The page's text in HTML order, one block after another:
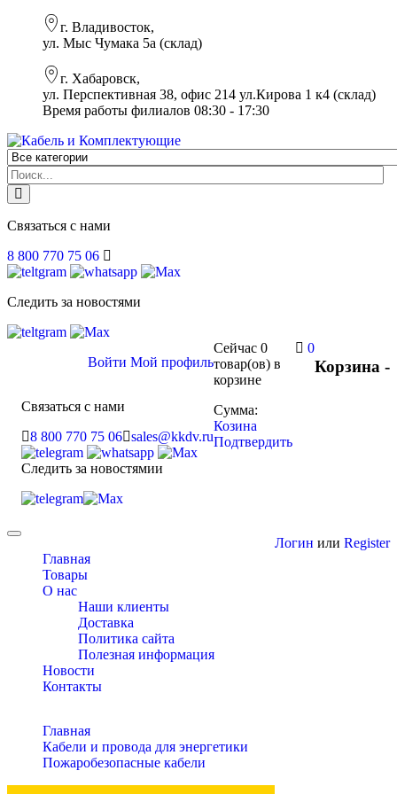
г. Владивосток,
ул. Мыс Чумака 5а (склад)
г. Хабаровск,
ул. Перспективная 38, офис 214 ул.Кирова 1 к4 (склад)
Время работы филиалов 08:30 - 17:30
Связаться с нами
8 800 770 75 06
Следить за новостями
Корзина -
0
Сейчас 0
товар(ов) в
корзине
Сумма:
Козина
Подтвердить
Войти Мой профиль
Связаться с нами
8 800 770 75 06 sales@kkdv.ru
Следить за новостямии
Toggle
navigationГлавная
Товары
О нас
Наши клиенты
Доставка
Политика сайта
Полезная информация
Новости
Контакты
Логин или Register
Главная
Кабели и провода для энергетики
Пожаробезопасные кабели